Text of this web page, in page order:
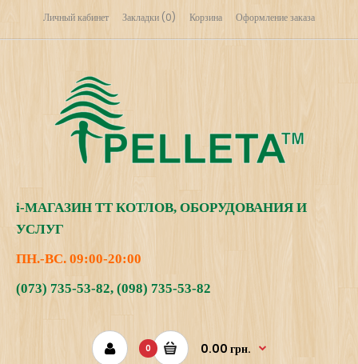
Личный кабинет Закладки (0) Корзина Оформление заказа
i-МАГАЗИН ТТ КОТЛОВ, ОБОРУДОВАНИЯ И
УСЛУГ
ПН.-ВС. 09:00-20:00
(073) 735-53-82, (098) 735-53-82
0 0.00 грн.